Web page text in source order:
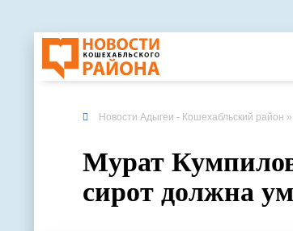
Новости Адыгеи - Кошехабльский район »
Мурат
сирот должна